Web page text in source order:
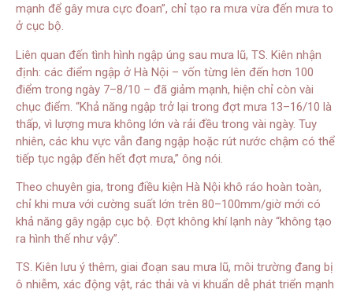
mạnh để gây mưa cực đoan”, chỉ tạo ra mưa vừa đến mưa to
ở cục bộ.
Liên quan đến tình hình ngập úng sau mưa lũ, TS. Kiên nhận
định: các điểm ngập ở Hà Nội – vốn từng lên đến hơn 100
điểm trong ngày 7–8/10 – đã giảm mạnh, hiện chỉ còn vài
chục điểm. “Khả năng ngập trở lại trong đợt mưa 13–16/10 là
thấp, vì lượng mưa không lớn và rải đều trong vài ngày. Tuy
nhiên, các khu vực vẫn đang ngập hoặc rút nước chậm có thể
tiếp tục ngập đến hết đợt mưa,” ông nói.
Theo chuyên gia, trong điều kiện Hà Nội khô ráo hoàn toàn,
chỉ khi mưa với cường suất lớn trên 80–100mm/giờ mới có
khả năng gây ngập cục bộ. Đợt không khí lạnh này “không tạo
ra hình thế như vậy”.
TS. Kiên lưu ý thêm, giai đoạn sau mưa lũ, môi trường đang bị
ô nhiễm, xác động vật, rác thải và vi khuẩn dễ phát triển mạnh